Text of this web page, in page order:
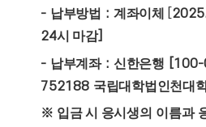
- 납부방법 : 계좌이체
24시 마감]
- 납부계좌: 신한은행
752188 국립대학법인천대
※ 입금 시 응시생의 이름과